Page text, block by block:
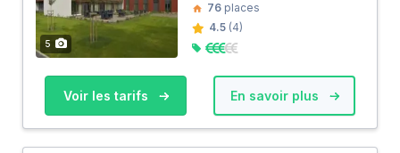
5
76 places
4.5 (4)
Voir les tarifs En savoir plus